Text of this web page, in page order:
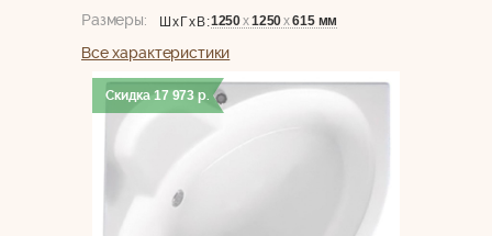
Размеры:
ШхГхВ:1250х1250х615 мм
Все характеристики
Скидка 17 973 р.